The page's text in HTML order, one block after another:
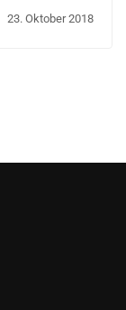
23. Oktober 2018